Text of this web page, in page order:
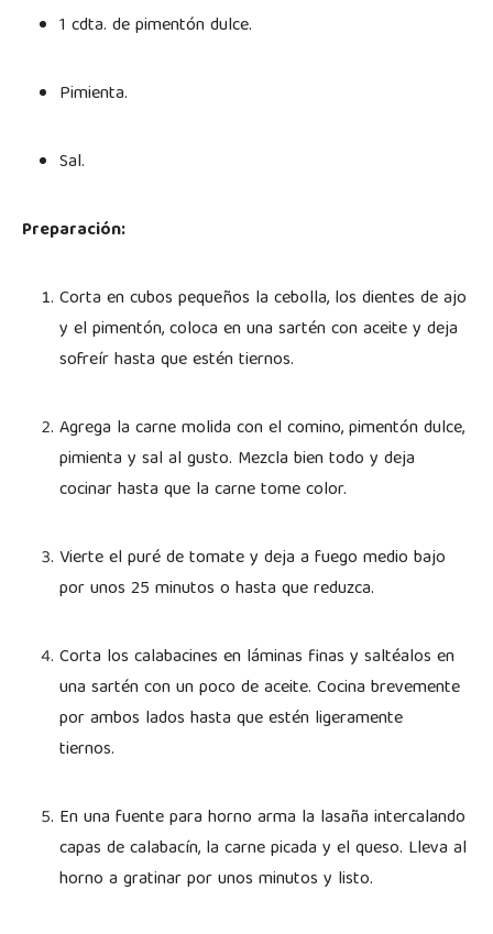
1 cdta. de pimentón dulce.
Pimienta.
Sal.
Preparación:
Corta en cubos pequeños la cebolla, los dientes de ajo
y el pimentón, coloca en una sartén con aceite y deja
sofreír hasta que estén tiernos.
Agrega la carne molida con el comino, pimentón dulce,
pimienta y sal al gusto. Mezcla bien todo y deja
cocinar hasta que la carne tome color.
Vierte el puré de tomate y deja a fuego medio bajo
por unos 25 minutos o hasta que reduzca.
Corta los calabacines en láminas finas y saltéalos en
una sartén con un poco de aceite. Cocina brevemente
por ambos lados hasta que estén ligeramente
tiernos.
En una fuente para horno arma la lasaña intercalando
capas de calabacín, la carne picada y el queso. Lleva al
horno a gratinar por unos minutos y listo.